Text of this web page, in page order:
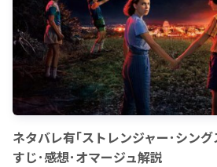
ネタバレ有｢ストレンジャー･シン
すじ･感想･オマージュ解説